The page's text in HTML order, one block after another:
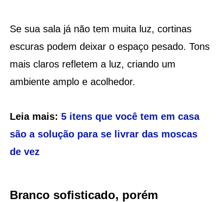
Se sua sala já não tem muita luz, cortinas
escuras podem deixar o espaço pesado. Tons
mais claros refletem a luz, criando um
ambiente amplo e acolhedor.
Leia mais: 5 itens que você tem em casa
são a solução para se livrar das moscas
de vez
Branco sofisticado, porém